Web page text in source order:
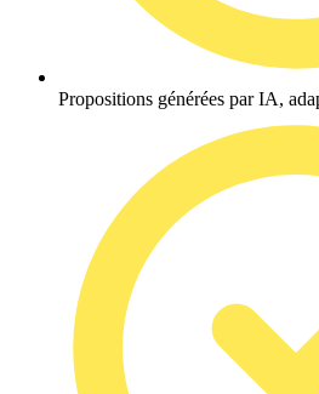
Propositions générées par IA,